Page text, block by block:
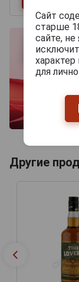
Другие
Сайт
старше
сайте,
для